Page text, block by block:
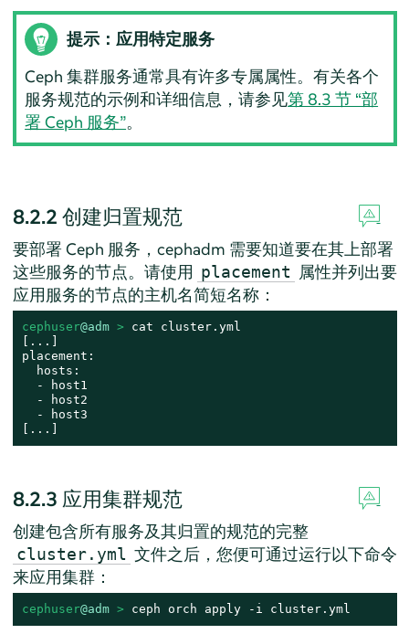
提示：应用特定服务
Ceph 集群服务通常具有许多专属属性。有关各个
服务规范的示例和详细信息，请参见第 8.3 节 “部
署 Ceph 服务”。
8.2.2 创建归置规范
要部署 Ceph 服务，cephadm 需要知道要在其上部署
这些服务的节点。请使用 placement 属性并列出要
应用服务的节点的主机名简短名称：
cephuser@adm > cat cluster.yml
[...]
placement:
  hosts:
  - host1
  - host2
  - host3
[...]
8.2.3 应用集群规范
创建包含所有服务及其归置的规范的完整
cluster.yml 文件之后，您便可通过运行以下命令
来应用集群：
cephuser@adm > ceph orch apply -i cluster.yml